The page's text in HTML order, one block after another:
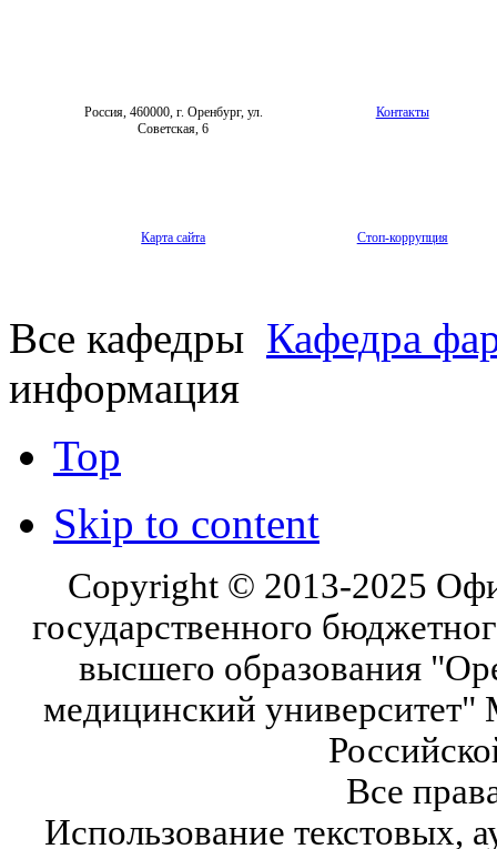
Россия, 460000, г. Оренбург, ул.
Советская, 6
Контакты
Карта сайта Стоп-коррупция
Все кафедры Кафедра
информация
Top
Skip to content
Copyright © 2013-2025
государственного
высшего образования
медицинский университет"
Все
Использование текстовых,